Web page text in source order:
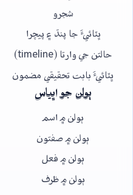
شجرو
ڀٽائيءَ جا پنڌ ۽ پيچرا
حالتن جي وارتا (timeline)
ڀٽائيءَ بابت تحقيقي مضمون
ٻولن جو اڀياس
ٻولن ۾ اسم
ٻولن ۾ صفتون
ٻولن ۾ فعل
ٻولن ۾ ظرف